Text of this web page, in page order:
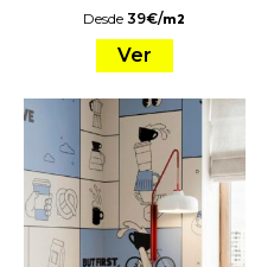
Desde39€/m2
Ver